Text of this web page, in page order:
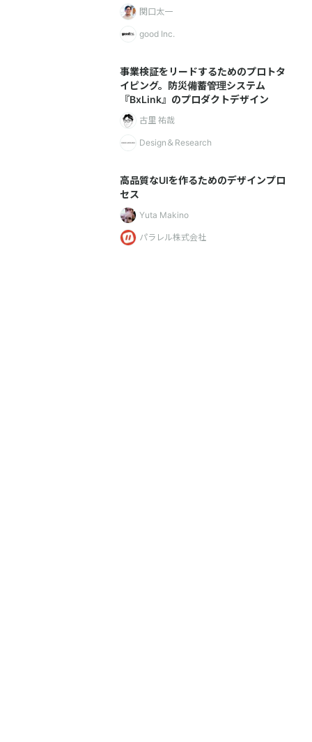
関口太一
good Inc.
事業検証をリードするためのプロトタ
イピング。防災備蓄管理システム
『BxLink』のプロダクトデザイン
古里 祐哉
Design＆Research
高品質なUIを作るためのデザインプロ
セス
Yuta Makino
パラレル株式会社